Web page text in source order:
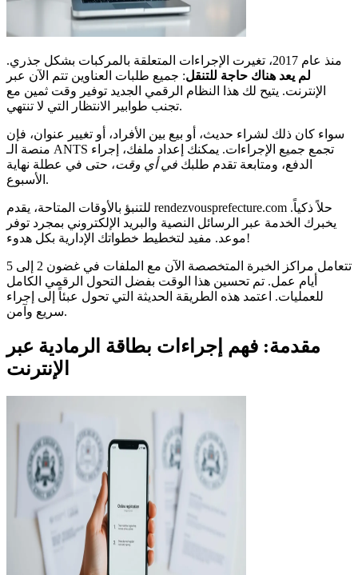
منذ عام 2017، تغيرت الإجراءات المتعلقة بالمركبات بشكل جذري.
لم يعد هناك حاجة للتنقل: جميع طلبات العناوين تتم الآن عبر
الإنترنت. يتيح لك هذا النظام الرقمي الجديد توفير وقت ثمين مع
تجنب طوابير الانتظار التي لا تنتهي.
سواء كان ذلك لشراء حديث، أو بيع بين الأفراد، أو تغيير عنوان، فإن
منصة الـ ANTS تجمع جميع الإجراءات. يمكنك إعداد ملفك، إجراء
الدفع، ومتابعة تقدم طلبك في أي وقت، حتى في عطلة نهاية
الأسبوع.
للتنبؤ بالأوقات المتاحة، يقدم rendezvousprefecture.com حلاً ذكياً.
يخبرك الخدمة عبر الرسائل النصية والبريد الإلكتروني بمجرد توفر
موعد. مفيد لتخطيط خطواتك الإدارية بكل هدوء!
تتعامل مراكز الخبرة المتخصصة الآن مع الملفات في غضون 2 إلى 5
أيام عمل. تم تحسين هذا الوقت بفضل التحول الرقمي الكامل
للعمليات. اعتمد هذه الطريقة الحديثة التي تحول عبئاً إلى إجراء
سريع وآمن.
مقدمة: فهم إجراءات بطاقة الرمادية عبر
الإنترنت